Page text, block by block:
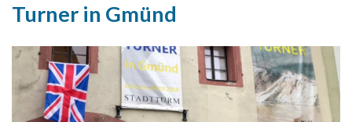
…
Rom?
Turner in Gmünd